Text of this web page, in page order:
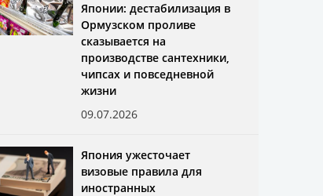
Японии: дестабилизация в
Ормузском проливе
сказывается на
производстве сантехники,
чипсах и повседневной
жизни
09.07.2026
Япония ужесточает
визовые правила для
иностранных